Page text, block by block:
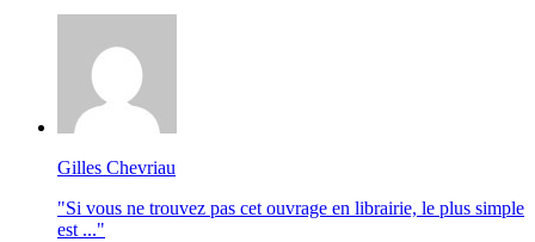
Gilles Chevriau
"Si vous ne trouvez pas cet ouvrage en librairie, le plus simple
est ..."